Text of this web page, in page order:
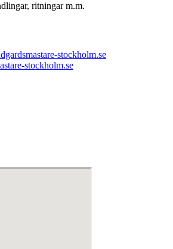
ritningar m.m.
stockholm.se
stockholm.se